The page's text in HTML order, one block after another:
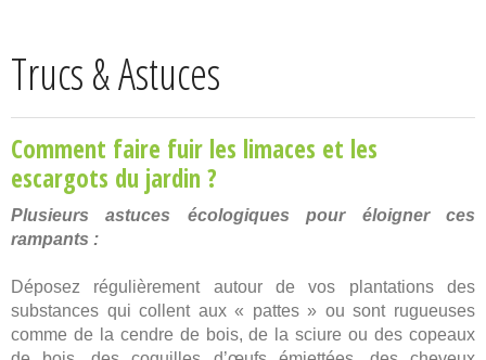
Trucs & Astuces
Comment faire fuir les limaces et les
escargots du jardin ?
Plusieurs astuces écologiques pour éloigner ces
rampants :
Déposez régulièrement autour de vos plantations des
substances qui collent aux « pattes » ou sont rugueuses
comme de la cendre de bois, de la sciure ou des copeaux